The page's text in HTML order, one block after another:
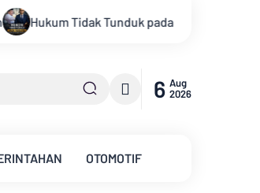
Kritik Terhadap Monopoli Kebenaran
6 Aug
2026
OTOMOTIF